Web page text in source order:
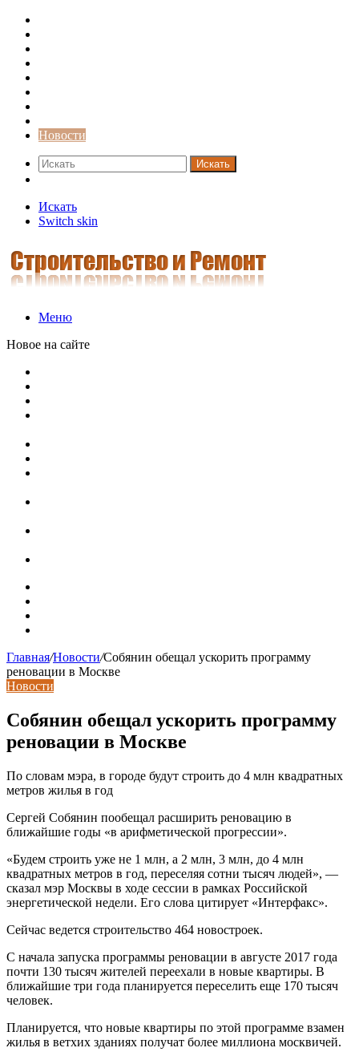
Новости
Искать
Искать
Switch skin
Меню
Новое на сайте
Главная/Новости/Собянин обещал ускорить программу
реновации в Москве
Новости
Собянин обещал ускорить программу
реновации в Москве
По словам мэра, в городе будут строить до 4 млн квадратных
метров жилья в год
Сергей Собянин пообещал расширить реновацию в
ближайшие годы «в арифметической прогрессии».
«Будем строить уже не 1 млн, а 2 млн, 3 млн, до 4 млн
квадратных метров в год, переселяя сотни тысяч людей», —
сказал мэр Москвы в ходе сессии в рамках Российской
энергетической недели. Его слова цитирует «Интерфакс».
Сейчас ведется строительство 464 новостроек.
С начала запуска программы реновации в августе 2017 года
почти 130 тысяч жителей переехали в новые квартиры. В
ближайшие три года планируется переселить еще 170 тысяч
человек.
Планируется, что новые квартиры по этой программе взамен
жилья в ветхих зданиях получат более миллиона москвичей.